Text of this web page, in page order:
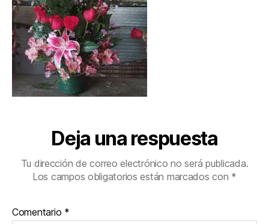
Deja una respuesta
Tu dirección de correo electrónico no será publicada.
Los campos obligatorios están marcados con *
Comentario *